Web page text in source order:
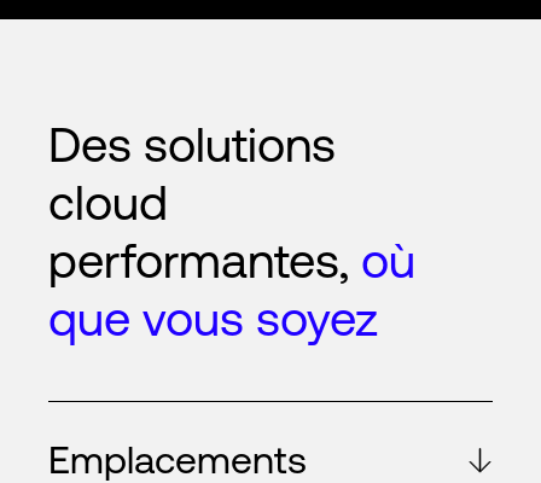
Des solutions
cloud
performantes, où
que vous soyez
Emplacements